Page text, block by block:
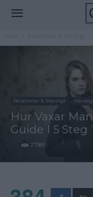
Relationer & Manligt
Hur Vaxar
Guide I 5 Steg
27981